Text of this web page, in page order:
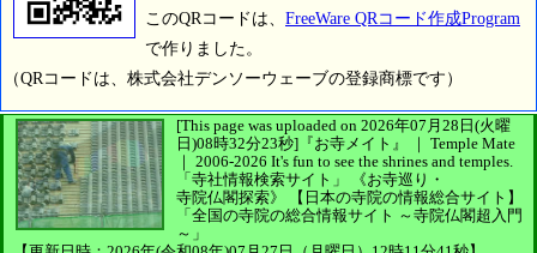
このQRコードは、 FreeWare QRコード作成Program
で作りました。
（QRコードは、株式会社デンソーウェーブの登録商標です）
[This page was uploaded on 2026年07月28日(火曜
日)08時32分23秒] 『お寺メイト』 ｜ Temple Mate
｜ 2006-2026 It's fun to see the shrines and temples.
「寺社情報検索サイト」
《お寺巡り・
寺院仏閣探索》
【日本の寺院の情報総合サイト】
「全国の寺院の総合情報サイト ～寺院仏閣超入門
～」